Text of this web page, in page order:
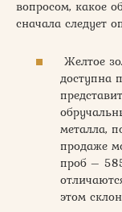
вопросом, какое
сначала следует
Желтое
доступна
металла,
продаже
проб –
этом